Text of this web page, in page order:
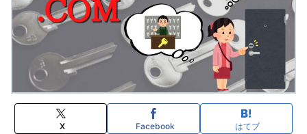
X Facebook はてブ